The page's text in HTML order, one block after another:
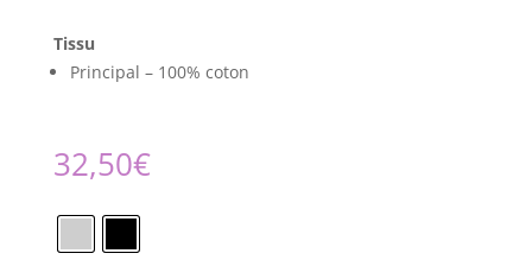
Tissu
Principal – 100% coton
32,50€